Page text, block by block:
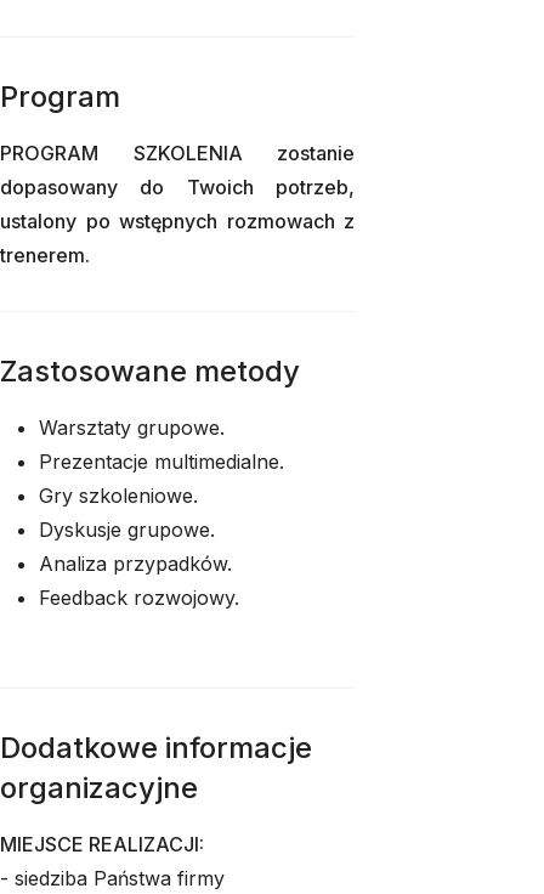
Program
PROGRAM SZKOLENIA zostanie
dopasowany do Twoich potrzeb,
ustalony po wstępnych rozmowach z
trenerem.
Zastosowane metody
Warsztaty grupowe.
Prezentacje multimedialne.
Gry szkoleniowe.
Dyskusje grupowe.
Analiza przypadków.
Feedback rozwojowy.
Dodatkowe informacje
organizacyjne
MIEJSCE REALIZACJI:
- siedziba Państwa firmy